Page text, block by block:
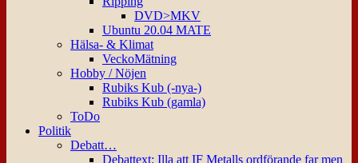
DVD>MKV
Ubuntu 20.04 MATE
Hälsa- & Klimat
VeckoMätning
Hobby / Nöjen
Rubiks Kub (-nya-)
Rubiks Kub (gamla)
ToDo
Politik
Debatt…
Debattext: Illa att IF Metalls ordförande far men